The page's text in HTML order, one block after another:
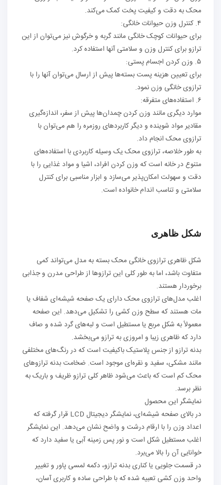
محک به دقت و کیفیت پخت کمک می‌کند.
۴. کنترل وزن حیوانات خانگی:
برای حیوانات کوچک خانگی مانند گربه و خرگوش نیز می‌توان از این
ترازو برای کنترل وزن و سلامتی آنها استفاده کرد.
۵. وزن کردن اجسام پستی:
برای تعیین هزینه پست بسته‌ها پیش از ارسال می‌توان آنها را با
ترازوی خانگی وزن نمود.
۶. استفاده‌های متفرقه:
موارد دیگری مانند وزن کردن چمدان‌ها پیش از سفر، اندازه‌گیری
مقادیر مواد شوینده و دیگر کاربردهای روزمره را هم می‌توان با
ترازوی محک انجام داد.
به طور خلاصه، ترازوی محک یک وسیله کاربردی با استفاده‌های
متنوع در خانه است که وزن کردن افراد، اشیا و مواد غذایی را با
دقت و سهولت امکان‌پذیر می‌سازد و ابزار مناسبی برای کنترل
سلامتی و تناسب اندام خانواده است.
شکل ظاهری
شکل ظاهری ترازوی خانگی محک بسته به مدل می‌تواند کمی
متفاوت باشد، اما به طور کلی این ترازوها از طراحی مدرن و جذابی
برخوردار هستند.
اغلب مدل‌های ترازوی محک دارای یک صفحه شیشه‌ای شفاف یا
مات هستند که سطح وزن کشی را تشکیل می‌دهد. این صفحه
معمولاً به شکل مربع یا مستطیل است و لبه‌های گرد شده و صاف
دارد که ظاهری زیبا و امروزی به ترازو می‌بخشد.
بدنه ترازو از جنس پلاستیک باکیفیت است که در رنگ‌های مختلفی
مانند مشکی، سفید و نقره‌ای موجود است. ضخامت بدنه ترازوهای
محک کم است که باعث می‌شود ظاهر کلی ترازو ظریف و باریک به
نظر برسد.
نمایشگر این محصول
در بالای صفحه شیشه‌ای، نمایشگر دیجیتال LCD قرار گرفته که
اعداد وزن را با ارقام درشت و واضح نشان می‌دهد. این نمایشگر
اغلب مستطیل شکل است و نور پس زمینه آبی یا سفید دارد که
خوانایی آن را بالا می‌برد.
در قسمت جلویی یا کناری بدنه ترازو، دکمه لمسی پاور و تغییر
واحد وزن کشی تعبیه شده که با طراحی ساده و کاربری آسان،